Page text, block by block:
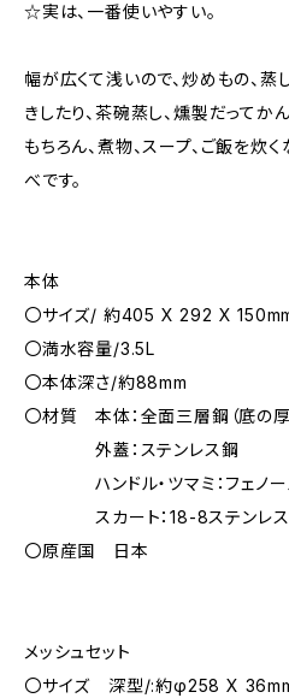
☆実は、一番使いやすい。
幅が広くて浅いので、炒めもの、蒸
きしたり、茶碗蒸し、燻製だってかん
もちろん、煮物、スープ、ご飯を炊
べです。
本体
〇サイズ/ 約405 X 292 X
〇満水容量/3.5L
〇本体深さ/約88mm
〇材質 本体：全面三層鋼（底の厚
外蓋：ステンレス鋼
ハンドル・ツマミ：フェノー
スカート：18-8ステンレス
〇原産国 日本
メッシュセット
〇サイズ 深型/:約φ258 X